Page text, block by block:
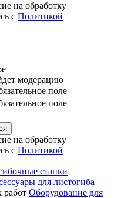
на обработку
с Политикой
модерацию
поле
поле
на обработку
с Политикой
станки
для листогиба
Оборудование для